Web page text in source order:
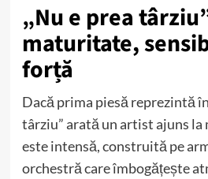
„Nu e prea
maturitate,
forță
Dacă prima piesă reprezintă
târziu” arată un artist ajuns
este intensă, construită pe
orchestră care îmbogățește